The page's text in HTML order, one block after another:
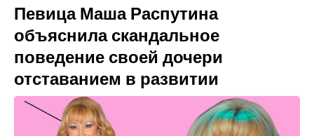
Певица Маша Распутина
объяснила скандальное
поведение своей дочери
отставанием в развитии